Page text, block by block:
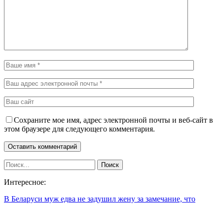
Сохраните мое имя, адрес электронной почты и веб-сайт в
этом браузере для следующего комментария.
Интересное:
В Беларуси муж едва не задушил жену за замечание, что